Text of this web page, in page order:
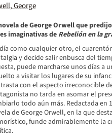
George
de George Orwell que
imaginativas deRebelión en la
como cualquier otro, el
y decide salir enbusca del
puede marcharse unos días a
a visitar los lugares de su
con el aspecto irreconocible
no tarda en asomar el
todo aún más. Redactada en
de George Orwell, en la que
funde admirablemente la